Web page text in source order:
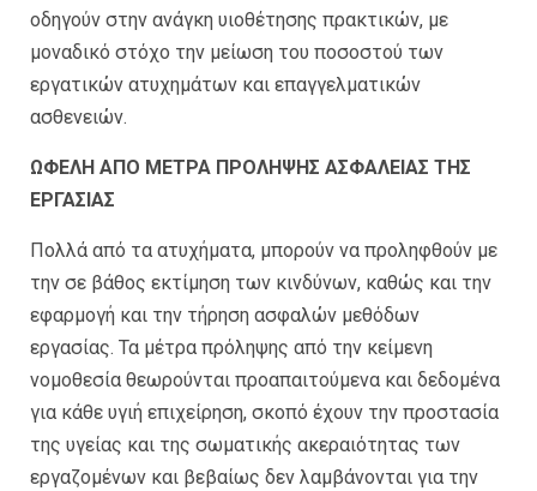
οδηγούν στην ανάγκη υιοθέτησης πρακτικών, με
μοναδικό στόχο την μείωση του ποσοστού των
εργατικών ατυχημάτων και επαγγελματικών
ασθενειών.
ΩΦΕΛΗ ΑΠΟ ΜΕΤΡΑ ΠΡΟΛΗΨΗΣ ΑΣΦΑΛΕΙΑΣ ΤΗΣ
ΕΡΓΑΣΙΑΣ
Πολλά από τα ατυχήματα, μπορούν να προληφθούν με
την σε βάθος εκτίμηση των κινδύνων, καθώς και την
εφαρμογή και την τήρηση ασφαλών μεθόδων
εργασίας. Τα μέτρα πρόληψης από την κείμενη
νομοθεσία θεωρούνται προαπαιτούμενα και δεδομένα
για κάθε υγιή επιχείρηση, σκοπό έχουν την προστασία
της υγείας και της σωματικής ακεραιότητας των
εργαζομένων και βεβαίως δεν λαμβάνονται για την